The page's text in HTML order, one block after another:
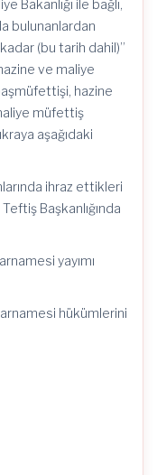
Bakanlığı ile bağlı,
bulunanlardan
(bu tarih dahil)”
ve maliye
hazine
müfettiş
aşağıdaki
ihraz ettikleri
Başkanlığında
yayımı
hükümlerini